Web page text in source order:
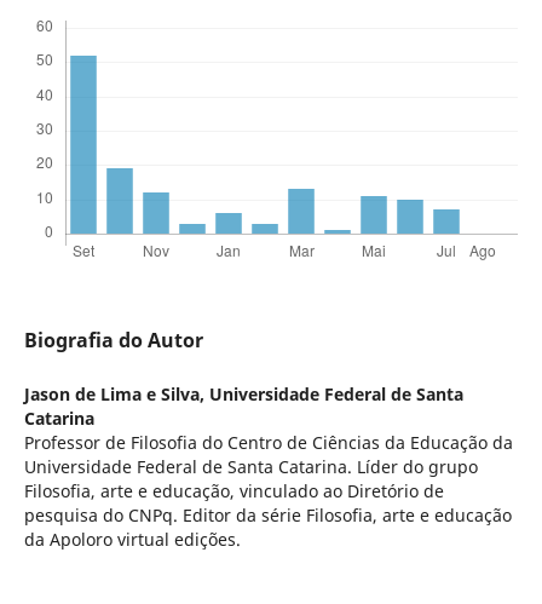
Biografia do Autor
Jason de Lima e Silva, Universidade Federal de Santa
Catarina
Professor de Filosofia do Centro de Ciências da Educação da
Universidade Federal de Santa Catarina. Líder do grupo
Filosofia, arte e educação, vinculado ao Diretório de
pesquisa do CNPq. Editor da série Filosofia, arte e educação
da Apoloro virtual edições.